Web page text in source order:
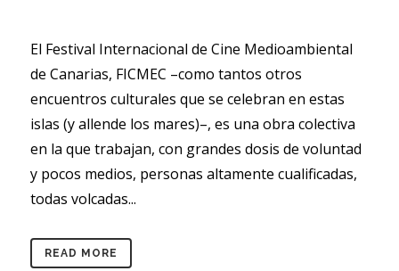
El Festival Internacional de Cine Medioambiental
de Canarias, FICMEC –como tantos otros
encuentros culturales que se celebran en estas
islas (y allende los mares)–, es una obra colectiva
en la que trabajan, con grandes dosis de voluntad
y pocos medios, personas altamente cualificadas,
todas volcadas...
READ MORE